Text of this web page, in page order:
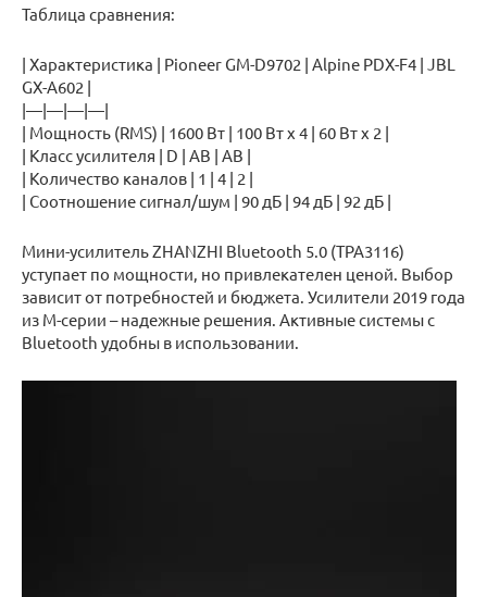
Таблица сравнения:
| Характеристика | Pioneer GM-D9702 | Alpine PDX-F4 | JBL
GX-A602 |
|—|—|—|—|
| Мощность (RMS) | 1600 Вт | 100 Вт x 4 | 60 Вт x 2 |
| Класс усилителя | D | AB | AB |
| Количество каналов | 1 | 4 | 2 |
| Соотношение сигнал/шум | 90 дБ | 94 дБ | 92 дБ |
Мини-усилитель ZHANZHI Bluetooth 5.0 (TPA3116)
уступает по мощности, но привлекателен ценой. Выбор
зависит от потребностей и бюджета. Усилители 2019 года
из M-серии – надежные решения. Активные системы с
Bluetooth удобны в использовании.